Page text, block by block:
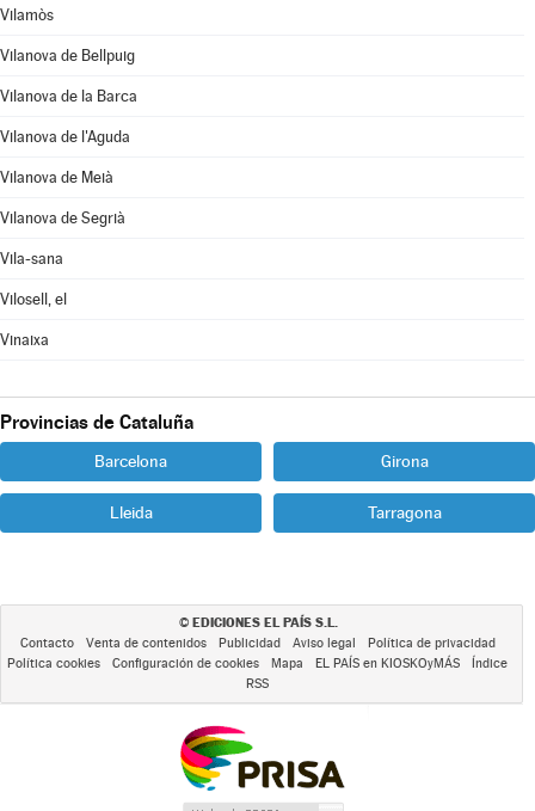
Vilamòs
Vilanova de Bellpuig
Vilanova de la Barca
Vilanova de l'Aguda
Vilanova de Meià
Vilanova de Segrià
Vila-sana
Vilosell, el
Vinaixa
Provincias de Cataluña
Barcelona Girona
Lleida Tarragona
© EDICIONES EL PAÍS S.L.
Contacto Venta de contenidos Publicidad Aviso legal
Política de privacidad
Política cookies
Configuración de cookies Mapa EL PAÍS en KIOSKOyMÁS
Índice
RSS